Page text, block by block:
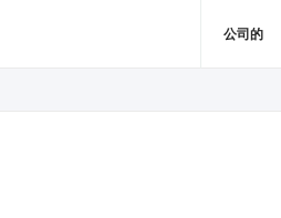
公司的